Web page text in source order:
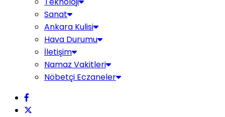
Sanat
Ankara Kulisi
Hava Durumu
İletişim
Namaz Vakitleri
Nöbetçi Eczaneler